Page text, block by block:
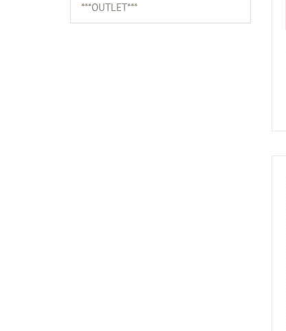
***OUTLET***